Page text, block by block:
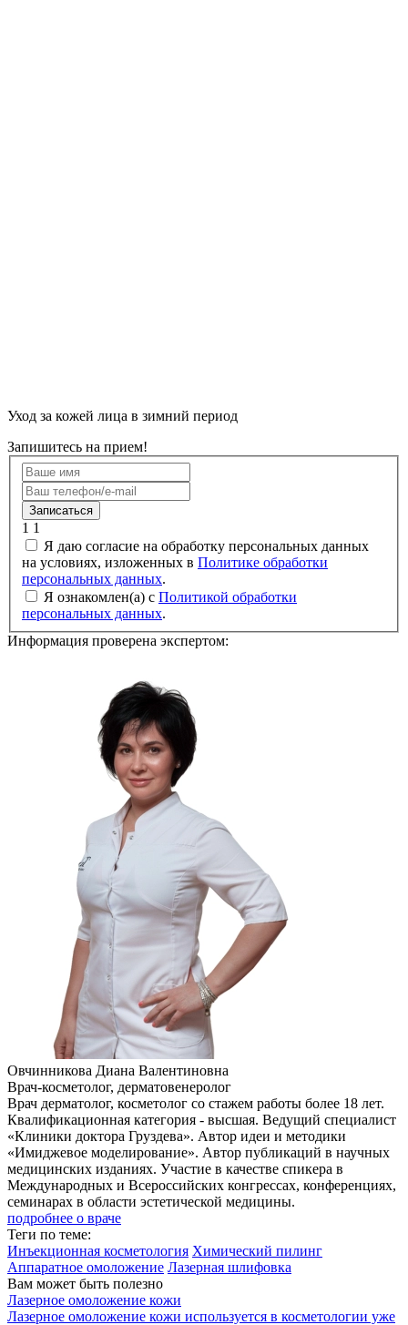
Уход за кожей лица в зимний период
Запишитесь на прием!
Записаться
1 1
на условиях, изложенных в Политике обработки
персональных данных.
Я ознакомлен(а) с Политикой обработки
персональных данных.
Информация проверена экспертом:
Овчинникова Диана Валентиновна
Врач-косметолог, дерматовенеролог
Врач дерматолог, косметолог со стажем работы более 18 лет.
Квалификационная категория - высшая. Ведущий специалист
«Клиники доктора Груздева». Автор идеи и методики
«Имиджевое моделирование». Автор публикаций в научных
медицинских изданиях. Участие в качестве спикера в
Международных и Всероссийских конгрессах, конференциях,
семинарах в области эстетической медицины.
подробнее о враче
Теги по теме:
Инъекционная косметология Химический пилинг
Аппаратное омоложение Лазерная шлифовка
Вам может быть полезно
Лазерное омоложение кожи
Лазерное омоложение кожи используется в косметологии уже